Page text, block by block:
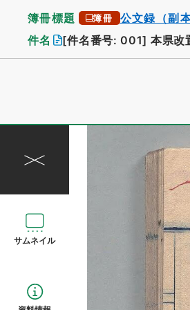
簿冊標題 簿冊 公文録（副
件名 [件名番号: 001] 本県改
サムネイル